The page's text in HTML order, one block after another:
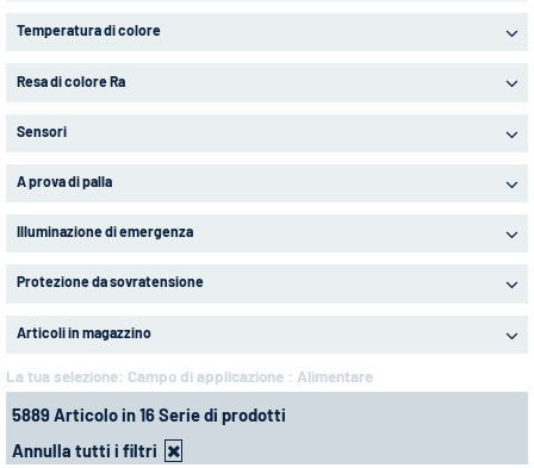
Temperatura di colore
Resa di colore Ra
Sensori
A prova di palla
Illuminazione di emergenza
Protezione da sovratensione
Articoli in magazzino
La tua selezione: Campo di applicazione : Alimentare
5889 Articolo in 16 Serie di prodotti
Annulla tutti i filtri